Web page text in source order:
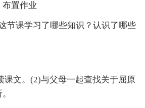
布置作业
节课学习了哪些知识？认识了哪些
课文。(2)与父母一起查找关于屈原